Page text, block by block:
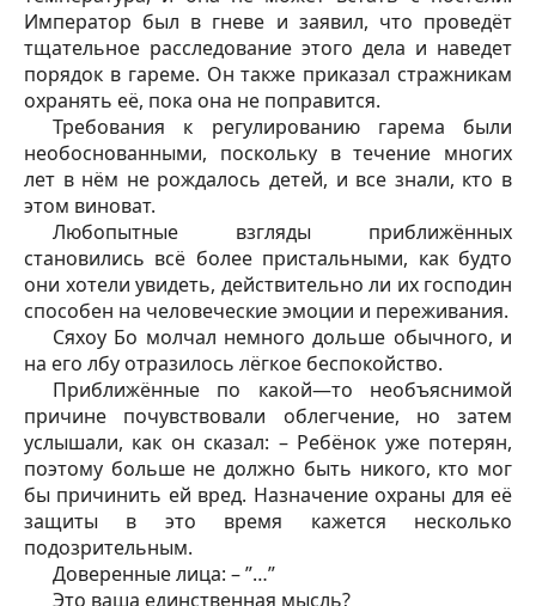
Император был в гневе и заявил, что проведёт
тщательное расследование этого дела и наведет
порядок в гареме. Он также приказал стражникам
охранять её, пока она не поправится.
Требования к регулированию гарема были
необоснованными, поскольку в течение многих
лет в нём не рождалось детей, и все знали, кто в
этом виноват.
Любопытные взгляды приближённых
становились всё более пристальными, как будто
они хотели увидеть, действительно ли их господин
способен на человеческие эмоции и переживания.
Сяхоу Бо молчал немного дольше обычного, и
на его лбу отразилось лёгкое беспокойство.
Приближённые по какой—то необъяснимой
причине почувствовали облегчение, но затем
услышали, как он сказал: – Ребёнок уже потерян,
поэтому больше не должно быть никого, кто мог
бы причинить ей вред. Назначение охраны для её
защиты в это время кажется несколько
подозрительным.
Доверенные лица: – ”…”
Это ваша единственная мысль?